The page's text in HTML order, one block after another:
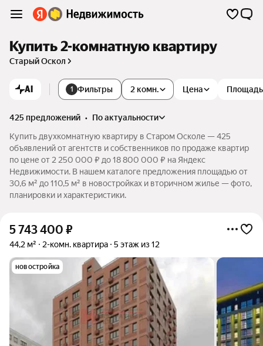
Купить 2-комнатную квартиру
Старый Оскол
AI 1 Фильтры 2 комн. Цена Площадь
425 предложений •
по актуальности
Купить двухкомнатную квартиру в Старом Осколе — 425
объявлений от агентств и собственников по продаже квартир
по цене от 2 250 000 ₽ до 18 800 000 ₽ на Яндекс
Недвижимости. В нашем каталоге предложения площадью от
30,6 м² до 110,5 м² в новостройках и вторичном жилье — фото,
планировки и характеристики.
5 743 400 ₽
44,2 м² 2-комн. квартира 5 этаж из 12
новостройка